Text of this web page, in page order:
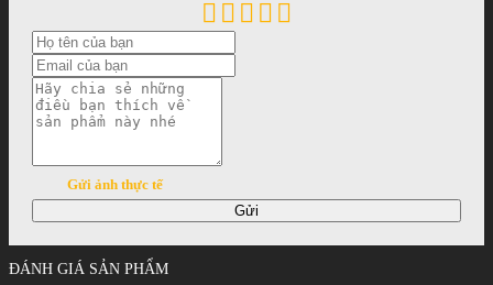
Gửi ảnh thực tế
Gửi
ĐÁNH GIÁ SẢN PHẨM